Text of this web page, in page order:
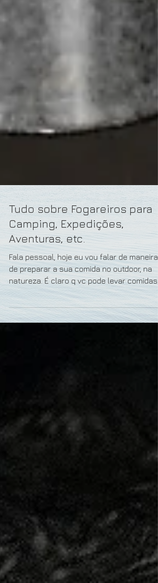
Tudo sobre Fogareiros para
Camping, Expedições,
Aventuras, etc.
Fala pessoal, hoje eu vou falar de maneiras
de preparar a sua comida no outdoor, na
natureza. É claro q vc pode levar comidas